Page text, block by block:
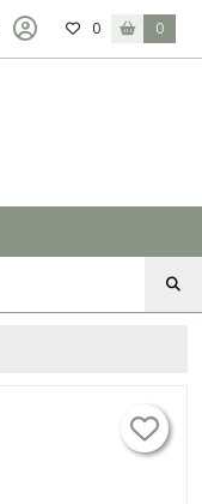
0 0